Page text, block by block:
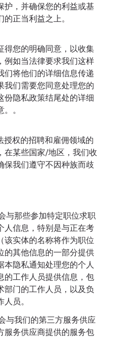
护，并确保您的利益或基
正当利益之上。
得您的明确同意，以收集
例如当法律要求我们这样
们将他们的详细信息传递
我们需要您同意处理您的
份隐私政策结尾处的详细
。
授权的招聘和雇佣领域的
在某些国家/地区，我们收
保我们遵守不因种族而歧
与那些参加特定职位求职
人信息，特别是与正在考
该实体的名称将作为职位
的其他信息的一部分提供
隐私通知处理您的个人
的工作人员提供信息，包
部门的工作人员，以及负
员。
与我们的第三方服务供应
服务供应商提供的服务包